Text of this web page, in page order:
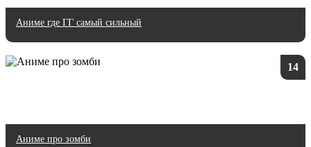
Аниме где ГГ самый сильный
14
Аниме про зомби